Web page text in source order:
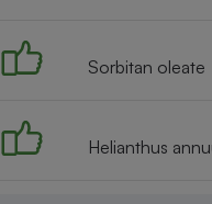
Sorbitan oleate
Helianthus